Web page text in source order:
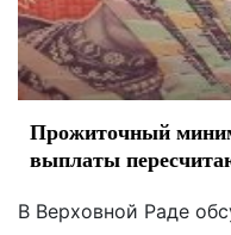
Прожиточный
выплаты
В Верховной Раде